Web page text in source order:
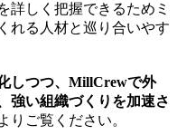
詳しく把握できるためミ
れる人材と巡り合いやす
しつつ、MillCrewで外
強い組織づくりを加速さ
りご覧ください。